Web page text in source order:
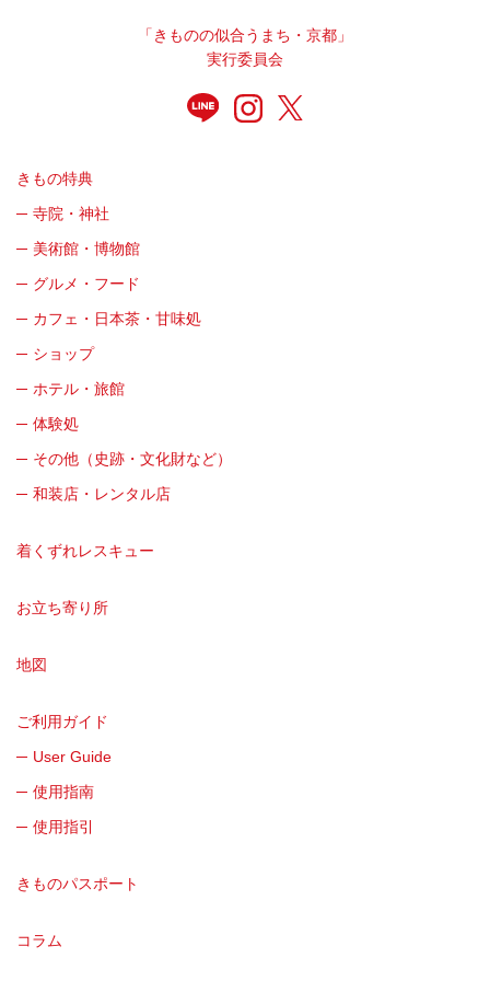
「きものの似合うまち・京都」
実行委員会
きもの特典
寺院・神社
美術館・博物館
グルメ・フード
カフェ・日本茶・甘味処
ショップ
ホテル・旅館
体験処
その他（史跡・文化財など）
和装店・レンタル店
着くずれレスキュー
お立ち寄り所
地図
ご利用ガイド
User Guide
使用指南
使用指引
きものパスポート
コラム